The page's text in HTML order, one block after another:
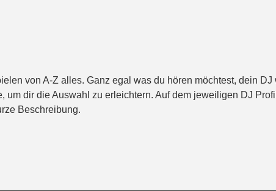
von A-Z alles. Ganz egal was du hören möchtest, dein
um dir die Auswahl zu erleichtern. Auf dem jeweiligen DJ
Beschreibung.